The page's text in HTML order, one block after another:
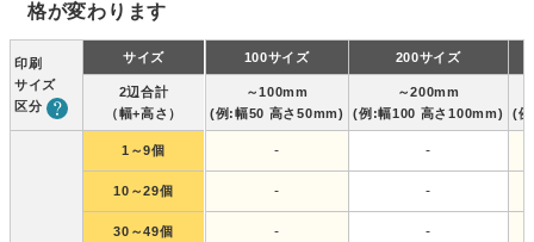
格が変わります
印刷
サイズ
区分
サイズ
2辺合計
（幅+高さ）
1～9個
10～29個
30～49個
100サイズ 200サイズ
～100mm
(例:幅50 高さ50mm)
～200mm
(例:幅100 高さ100mm)
(
- -
- -
- -